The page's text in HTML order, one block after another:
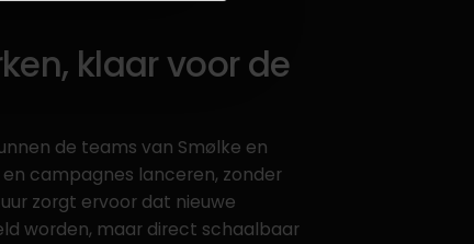
klaar voor de
de teams van Smølke en
campagnes lanceren, zonder
zorgt ervoor dat nieuwe
worden, maar direct schaalbaar